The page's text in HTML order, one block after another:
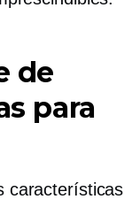
de
para
características